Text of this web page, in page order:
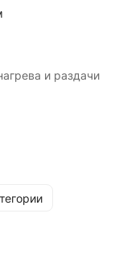
и раздачи